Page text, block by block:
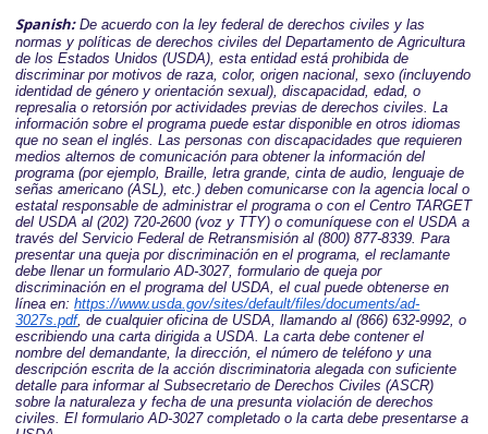
Spanish:De acuerdo con la ley federal de derechos civiles y las
normas y políticas de derechos civiles del Departamento de Agricultura
de los Estados Unidos (USDA), esta entidad está prohibida de
discriminar por motivos de raza, color, origen nacional, sexo (incluyendo
identidad de género y orientación sexual), discapacidad, edad, o
represalia o retorsión por actividades previas de derechos civiles. La
información sobre el programa puede estar disponible en otros idiomas
que no sean el inglés. Las personas con discapacidades que requieren
medios alternos de comunicación para obtener la información del
programa (por ejemplo, Braille, letra grande, cinta de audio, lenguaje de
señas americano (ASL), etc.) deben comunicarse con la agencia local o
estatal responsable de administrar el programa o con el Centro TARGET
del USDA al (202) 720-2600 (voz y TTY) o comuníquese con el USDA a
través del Servicio Federal de Retransmisión al (800) 877-8339. Para
presentar una queja por discriminación en el programa, el reclamante
debe llenar un formulario AD-3027, formulario de queja por
discriminación en el programa del USDA, el cual puede obtenerse en
línea en:https://www.usda.gov/sites/default/files/documents/ad-
3027s.pdf, de cualquier oficina de USDA, llamando al (866) 632-9992, o
escribiendo una carta dirigida a USDA. La carta debe contener el
nombre del demandante, la dirección, el número de teléfono y una
descripción escrita de la acción discriminatoria alegada con suficiente
detalle para informar al Subsecretario de Derechos Civiles (ASCR)
sobre la naturaleza y fecha de una presunta violación de derechos
civiles. El formulario AD-3027 completado o la carta debe presentarse a